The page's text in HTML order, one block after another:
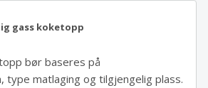
gass koketopp
bør baseres på
type matlaging og tilgjengelig plass.